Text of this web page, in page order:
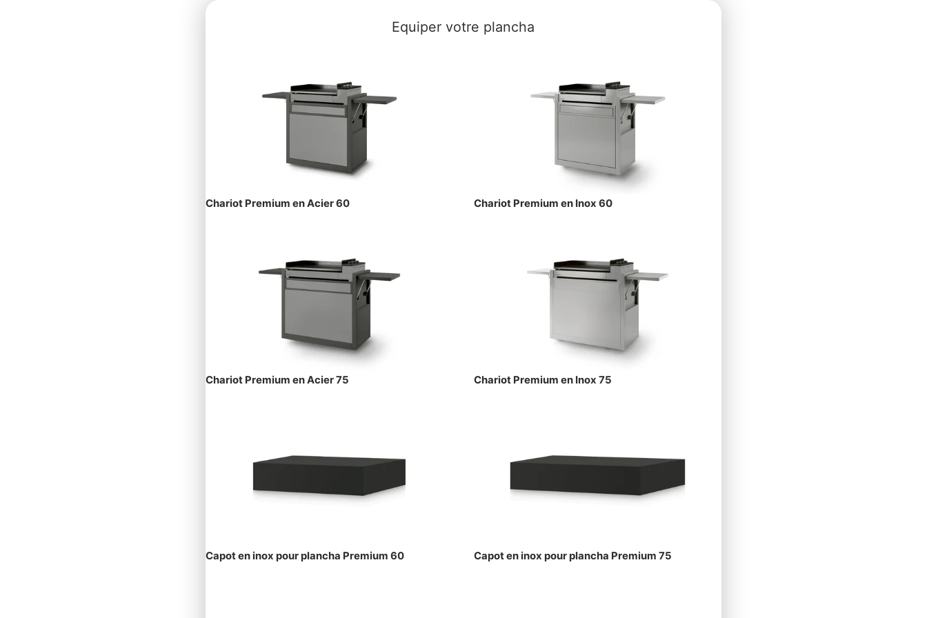
Equiper votre plancha
Chariot Premium en Acier 60 Chariot Premium en Inox 60
Chariot Premium en Acier 75 Chariot Premium en Inox 75
Capot en inox pour plancha Premium 60 Capot en inox pour plancha Premium 75